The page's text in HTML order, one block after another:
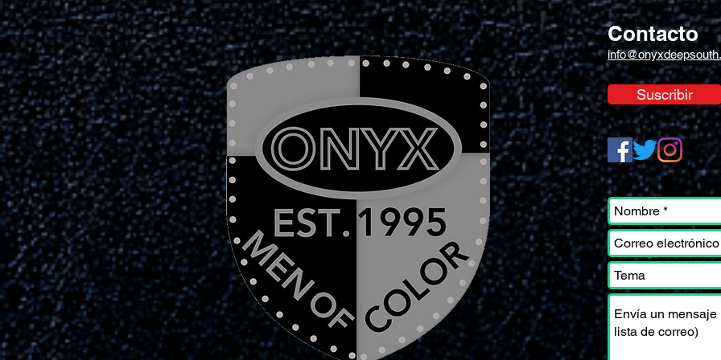
Contacto
Suscribir